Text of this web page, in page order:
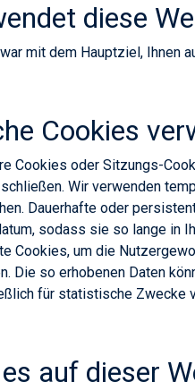
diese
mit dem Hauptziel, Ihnen
Cookies
Cookies oder Sitzungs-
Wir verwenden
Dauerhafte oder
sodass sie so lange in
Cookies, um die
Die so erhobenen Daten
für statistische Zwecke
auf dieser